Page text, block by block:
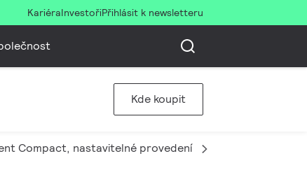
KariéraInvestořiPřihlásit k newsletteru
Kde koupit
Compact, nastavitelné provedení